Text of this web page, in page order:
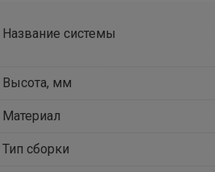
Название системы
Высота, мм
Материал
Тип сборки